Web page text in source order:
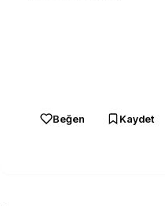
Beğen Kaydet